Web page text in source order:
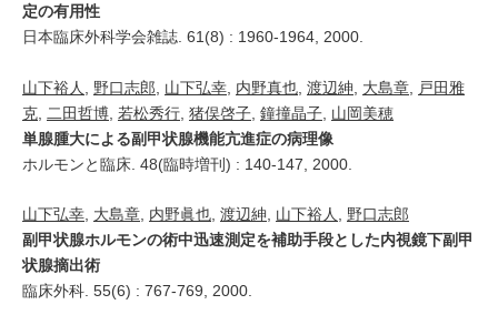
定の有用性
日本臨床外科学会雑誌. 61(8) : 1960-1964, 2000.
山下裕人 野口志郎 山下弘幸 内野真也 渡辺紳 大島章
戸田雅
克
二田哲博 若松秀行 猪俣啓子 鐘撞晶子 山岡美穂
単腺腫大による副甲状腺機能亢進症の病理像
ホルモンと臨床. 48(臨時増刊) : 140-147, 2000.
山下弘幸, 大島章, 内野眞也, 渡辺紳, 山下裕人, 野口志郎
副甲状腺ホルモンの術中迅速測定を補助手段とした内視鏡下副甲
状腺摘出術
臨床外科. 55(6) : 767-769, 2000.